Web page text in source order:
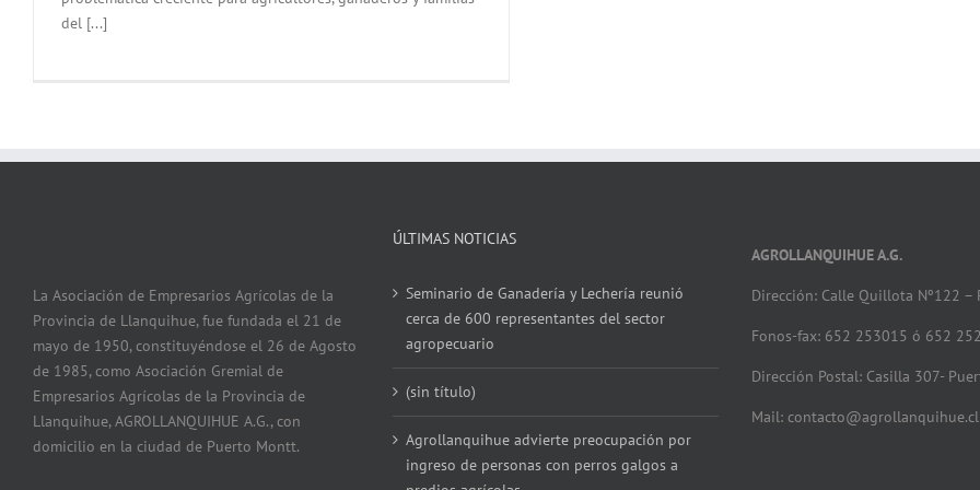
del [...]
La Asociación de Empresarios Agrícolas de la
Provincia de Llanquihue, fue fundada el 21 de
mayo de 1950, constituyéndose el 26 de Agosto
de 1985, como Asociación Gremial de
Empresarios Agrícolas de la Provincia de
Llanquihue, AGROLLANQUIHUE A.G., con
domicilio en la ciudad de Puerto Montt.
ÚLTIMAS NOTICIAS
Seminario de Ganadería y Lechería reunió
cerca de 600 representantes del sector
agropecuario
(sin título)
Agrollanquihue advierte preocupación por
ingreso de personas con perros galgos a
AGROLLANQUIHUE A.G.
Dirección: Calle Quillota Nº122
Fonos-fax: 652 253015 ó 652
Dirección Postal: Casilla 307-
Mail: contacto@agrollanquihue.cl